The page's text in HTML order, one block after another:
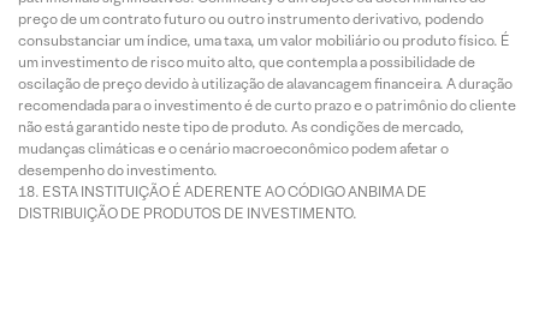
preço de um contrato futuro ou outro instrumento derivativo, podendo
consubstanciar um índice, uma taxa, um valor mobiliário ou produto físico. É
um investimento de risco muito alto, que contempla a possibilidade de
oscilação de preço devido à utilização de alavancagem financeira. A duração
recomendada para o investimento é de curto prazo e o patrimônio do cliente
não está garantido neste tipo de produto. As condições de mercado,
mudanças climáticas e o cenário macroeconômico podem afetar o
desempenho do investimento.
ESTA INSTITUIÇÃO É ADERENTE AO CÓDIGO ANBIMA DE
DISTRIBUIÇÃO DE PRODUTOS DE INVESTIMENTO.